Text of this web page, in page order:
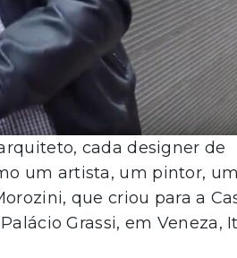
cada designer de
um artista, um pintor, um
que criou para a
Grassi, em Veneza,